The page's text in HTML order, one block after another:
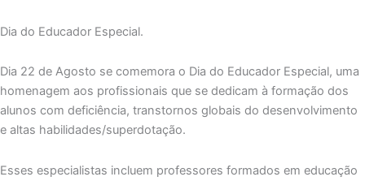
Dia do Educador Especial.
Dia 22 de Agosto se comemora o Dia do Educador Especial, uma
homenagem aos profissionais que se dedicam à formação dos
alunos com deficiência, transtornos globais do desenvolvimento
e altas habilidades/superdotação.
Esses especialistas incluem professores formados em educação